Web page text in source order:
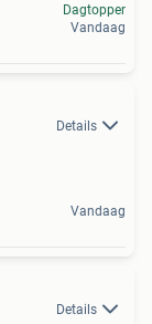
Dagtopper
Vandaag
Details
Vandaag
Details